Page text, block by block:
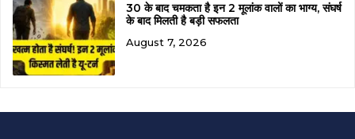
30 के बाद चमकता है इन 2 मूलांक वालों का भाग्य, संघर्ष
के बाद मिलती है बड़ी सफलता
August 7, 2026